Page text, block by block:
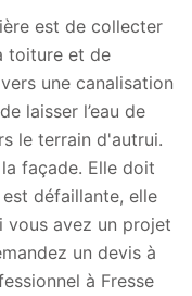
est de collecter
toiture et de
une canalisation
laisser l’eau de
le terrain d'autrui.
façade. Elle doit
défaillante, elle
vous avez un projet
un devis à
à Fresse